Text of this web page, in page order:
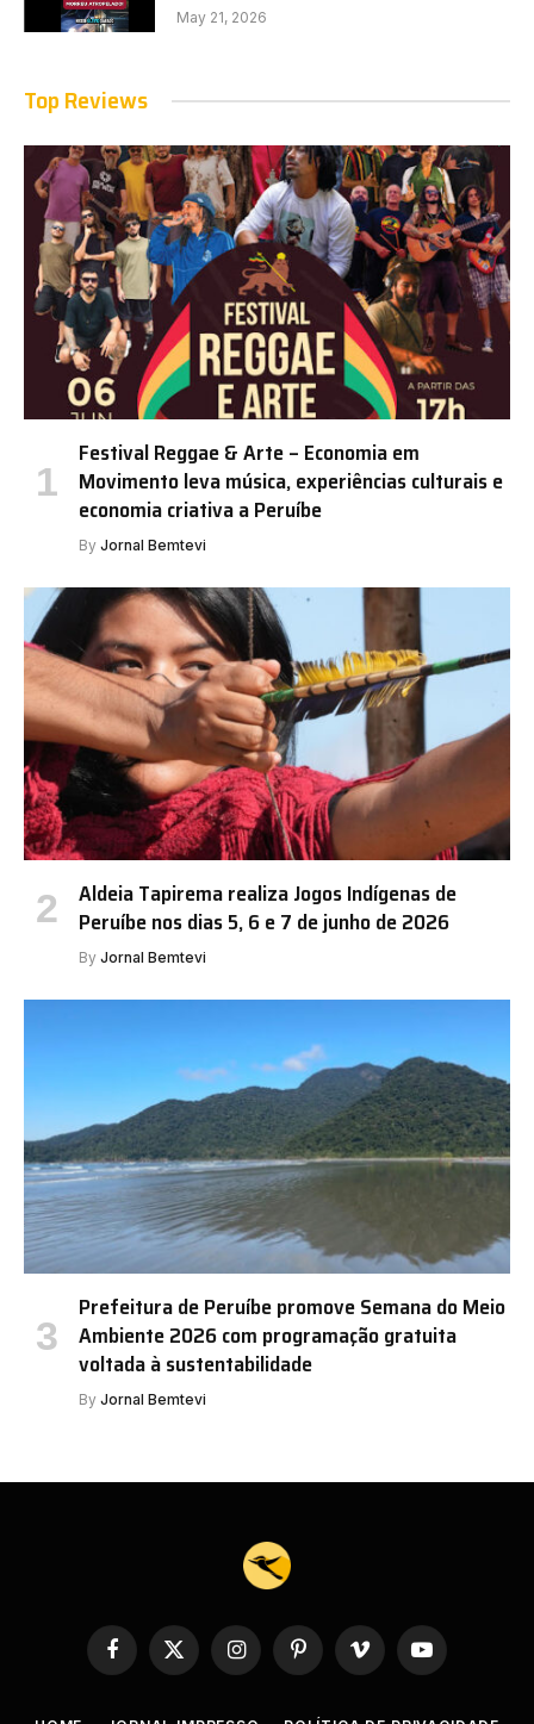
May 21, 2026
Top Reviews
Festival Reggae & Arte – Economia em
Movimento leva música, experiências culturais e
economia criativa a Peruíbe
By Jornal Bemtevi
Aldeia Tapirema realiza Jogos Indígenas de
Peruíbe nos dias 5, 6 e 7 de junho de 2026
By Jornal Bemtevi
Prefeitura de Peruíbe promove Semana do Meio
Ambiente 2026 com programação gratuita
voltada à sustentabilidade
By Jornal Bemtevi
Facebook
X
InstagramPinterestVimeo YouTube